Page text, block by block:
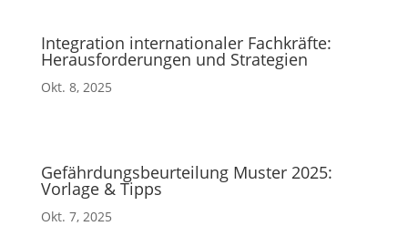
Integration internationaler Fachkräfte:
Herausforderungen und Strategien
Okt. 8, 2025
Gefährdungsbeurteilung Muster 2025:
Vorlage & Tipps
Okt. 7, 2025